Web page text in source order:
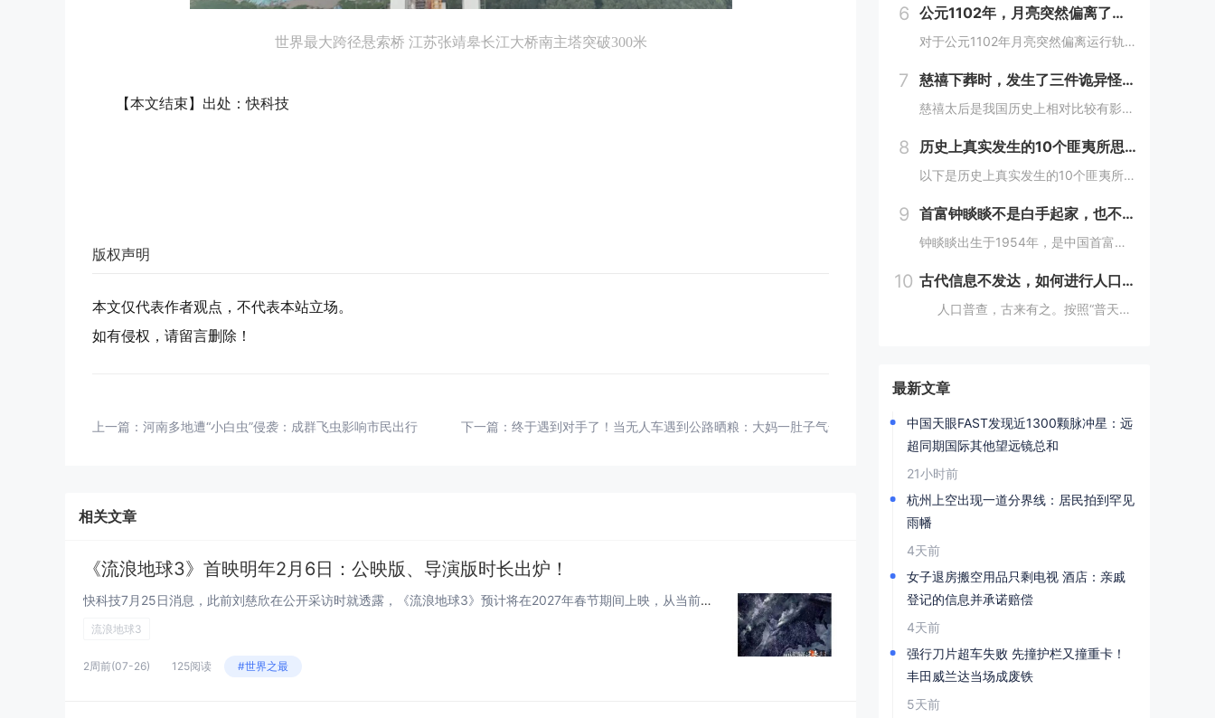
世界最大跨径悬索桥 江苏张靖皋长江大桥南主塔突破300米
【本文结束】出处：快科技
版权声明
本文仅代表作者观点，不代表本站立场。
如有侵权，请留言删除！
上一篇： 河南多地遭“小白虫”侵袭：成群飞虫影响市民出行 下一篇： 终于遇到对手了！当无人车遇到公路晒粮：大妈一肚子气却无可奈何
相关文章
《流浪地球3》首映明年2月6日：公映版、导演版时长出炉！
快科技7月25日消息，此前刘慈欣在公开采访时就透露，《流浪地球3》预计将在2027年春节期间上映，从当前项目推进的各项进...
流浪地球3
2周前(07-26) 125阅读 #世界之最
6 公元1102年，月亮突然偏离了运行轨道，向南移动，不久后又回到了原位这么离奇的事件你怎么看
对于公元1102年月亮突然偏离运行轨道向南移动后又回到原位这一事件，我们可以从科学和历史文化两个角度来分析：- **科学角度**：- **观测误差可能性**：古代的天文观测技术相对落后，缺乏高精度的观测仪器和科学的观测方法。人们对天体的观测...
7 慈禧下葬时，发生了三件诡异怪事，至今都存在疑虑！
慈禧太后是我国历史上相对比较有影响力的女人，她作为清朝末期的真正掌权者不仅用自己的实力证明了女人统治男人是很正常的事情而且还做了很多男人都想不到的决定。其实慈禧太后是我国历史上一个比较有争议的女人，也是一个影响历史的女人。慈禧太后作为清朝末...
8 历史上真实发生的10个匪夷所思的离奇事件，你知道几个？
以下是历史上真实发生的10个匪夷所思的离奇事件：1. **法国女子学校火灾事件**：2002年，沙特阿拉伯麦加的一所女子学校发生火灾，女学生们逃离时，在校门口巡逻的“宗教警察”竟以她们没有佩戴面纱、没穿伊斯兰传统服装为由阻止学生离开着火的教...
9 首富钟睒睒不是白手起家，也不是普通家庭
钟睒睒出生于1954年，是中国首富、农夫山泉创始人。网上都说钟睒睒是白手起家、普通家庭，但我不这么认为。你仔细看：背景：钟睒睒的父亲在浙东游击区做新闻宣传工作，建国后进入了《浙江日报》做编辑工作，还曾做过浙江人民广播电台政治宣传组负责人。钟...
10 古代信息不发达，如何进行人口普查，做到精准无误？折服古人智慧
人口普查，古来有之。按照“普天之下，莫非王土”的传统，将户籍统计纳入到细化准确这一办法，我国在世界历史上都属于遥遥领先者。那么在古代没有任何今天的完整统计技术，是怎么做到精确统计的呢？人口直接关系到兴...
最新文章
中国天眼FAST发现近1300颗脉冲星：远
超同期国际其他望远镜总和
21小时前
杭州上空出现一道分界线：居民拍到罕见
雨幡
4天前
女子退房搬空用品只剩电视 酒店：亲戚
登记的信息并承诺赔偿
4天前
强行刀片超车失败 先撞护栏又撞重卡！
丰田威兰达当场成废铁
5天前